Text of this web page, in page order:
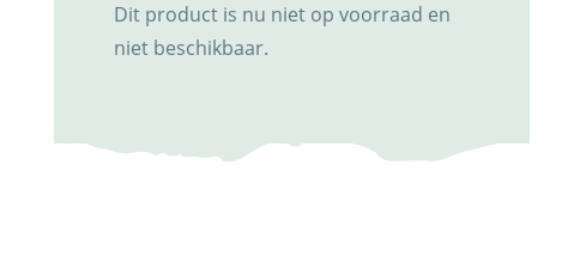
Dit product is nu niet op voorraad en
niet beschikbaar.